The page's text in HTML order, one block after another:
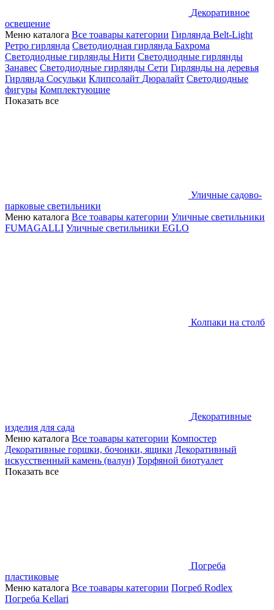
Декоративное
освещение
Меню каталога Все тоавары категории Гирлянда Belt-Light
Ретро гирлянда Светодиодная гирлянда Бахрома
Светодиодные гирлянды Нити Светодиодные гирлянды
Занавес Светодиодные гирлянды Сети Гирлянды на деревья
Гирлянда Сосульки Клипсолайт Дюралайт Светодиодные
фигуры Комплектующие
Показать все
Уличные садово-
парковые светильники
Меню каталога Все тоавары категории Уличные светильники
FUMAGALLI Уличные светильники EGLO
Колпаки на столб
Декоративные
изделия для сада
Меню каталога Все тоавары категории Компостер
Декоративные горшки, бочонки, ящики Декоративный
искусственный камень (валун) Торфяной биотуалет
Показать все
Погреба
пластиковые
Меню каталога Все тоавары категории Погреб Rodlex
Погреба Kellari